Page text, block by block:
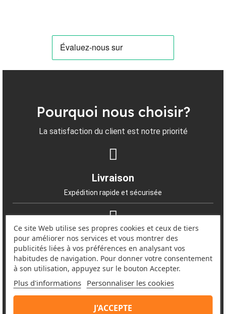
Pourquoi nous choisir?
La satisfaction du client est notre priorité
Livraison
Expédition rapide et sécurisée
Products
Produits Apple originaux avec une garantie de 3 ans
Achats
Ce site Web utilise ses propres cookies et ceux de tiers
pour améliorer nos services et vous montrer des
publicités liées à vos préférences en analysant vos
habitudes de navigation. Pour donner votre consentement
à son utilisation, appuyez sur le bouton Accepter.
Plus d'informations Personnaliser les cookies
J'ACCEPTE